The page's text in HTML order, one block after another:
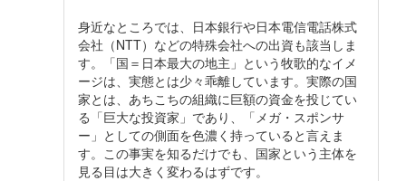
身近なところでは、日本銀行や日本電信電話株式
会社（NTT）などの特殊会社への出資も該当しま
す。「国＝日本最大の地主」という牧歌的なイメ
ージは、実態とは少々乖離しています。実際の国
家とは、あちこちの組織に巨額の資金を投じてい
る「巨大な投資家」であり、「メガ・スポンサ
ー」としての側面を色濃く持っていると言えま
す。この事実を知るだけでも、国家という主体を
見る目は大きく変わるはずです。